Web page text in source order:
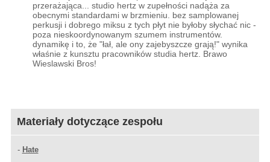
przerażająca... studio hertz w zupełności nadąża za
obecnymi standardami w brzmieniu. bez samplowanej
perkusji i dobrego miksu z tych płyt nie byłoby słychać nic -
poza nieskoordynowanym szumem instrumentów.
dynamikę i to, że "łał, ale ony zajebyszcze grają!" wynika
właśnie z kunsztu pracowników studia hertz. Brawo
Wieslawski Bros!
Materiały dotyczące zespołu
- Hate